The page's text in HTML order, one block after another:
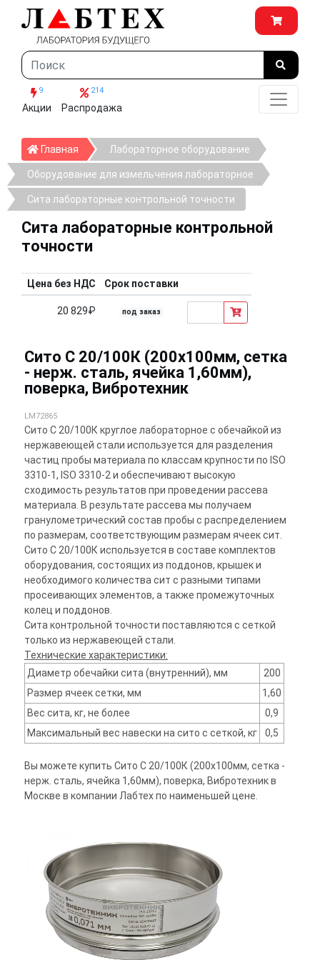
9
Акции
214
Распродажа
Главная ГлавнаяЛабораторное оборудование
Оборудование для измельчения лабораторное
Сита лабораторные контрольной точности
Сита лабораторные контрольной
точности
Цена без НДС Срок поставки
20 829₽ под заказ
Сито С 20/100К (200х100мм, сетка
- нерж. сталь, ячейка 1,60мм),
поверка, Вибротехник
LM72865
Сито С 20/100К круглое лабораторное с обечайкой из
нержавеющей стали используется для разделения
частиц пробы материала по классам крупности по ISO
3310-1, ISO 3310-2 и обеспечивают высокую
сходимость результатов при проведении рассева
материала. В результате рассева мы получаем
гранулометрический состав пробы с распределением
по размерам, соответствующим размерам ячеек сит.
Сито С 20/100К используется в составе комплектов
оборудования, состоящих из поддонов, крышек и
необходимого количества сит с разными типами
просеивающих элементов, а также промежуточных
колец и поддонов.
Сита контрольной точности поставляются с сеткой
только из нержавеющей стали.
Технические характеристики:
Диаметр обечайки сита (внутренний), мм
200
Размер ячеек сетки, мм
1,60
Вес сита, кг, не более
0,9
Максимальный вес навески на сито с сеткой, кг
0,5
Вы можете купить Сито С 20/100К (200х100мм, сетка -
нерж. сталь, ячейка 1,60мм), поверка, Вибротехник в
Москве в компании Лабтех по наименьшей цене.